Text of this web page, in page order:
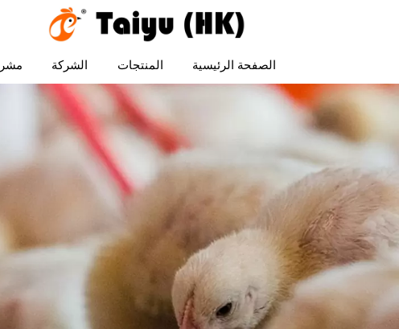
الصفحة الرئيسية المنتجات الشركة